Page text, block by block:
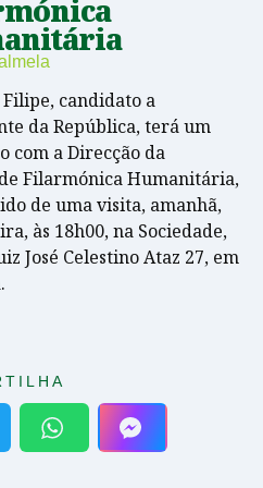
candidato a
da República, terá um
com a Direcção da
Filarmónica Humanitária,
de uma visita, amanhã,
às 18h00, na Sociedade,
José Celestino Ataz 27, em